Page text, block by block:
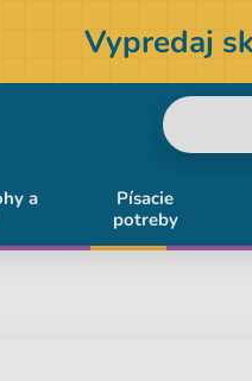
Vypredaj
a
Písacie
potreby